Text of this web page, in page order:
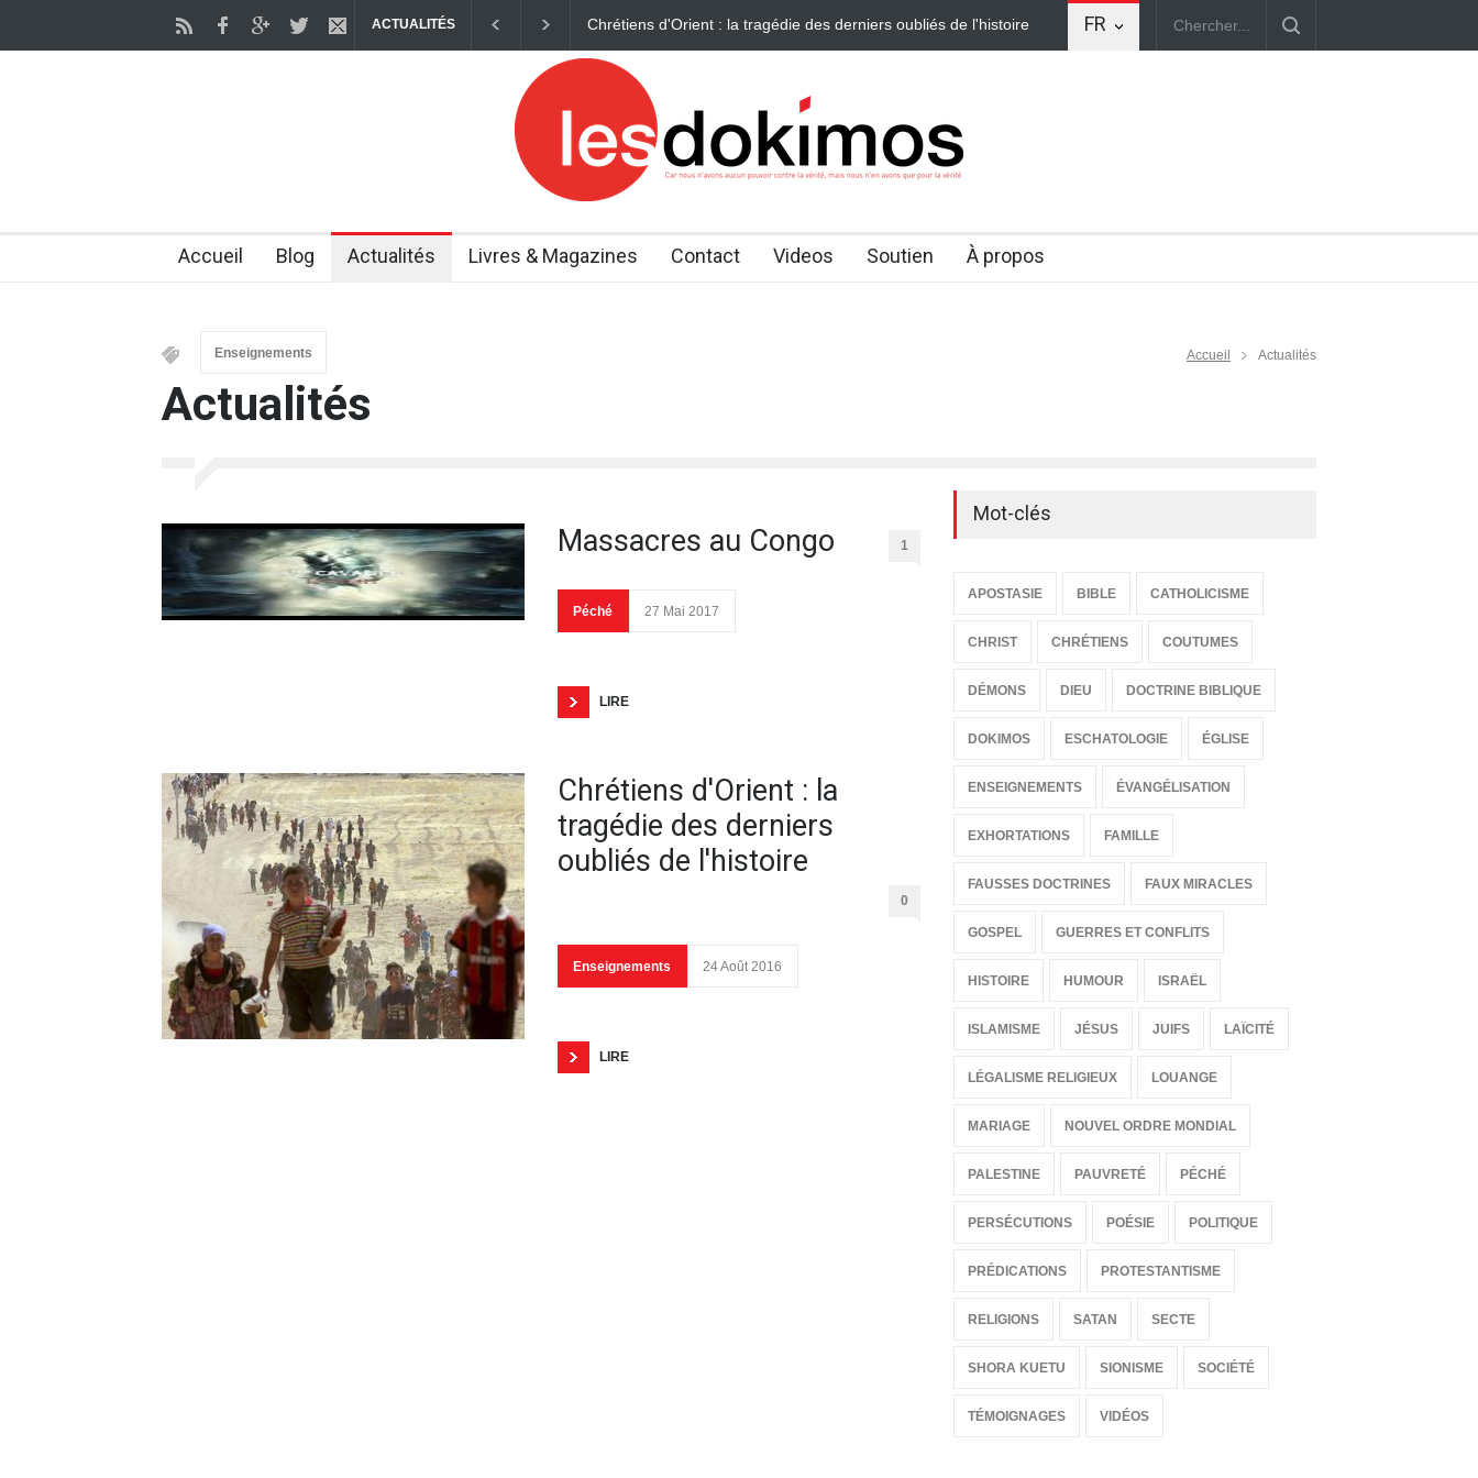
FR
ACTUALITÉS Chrétiens d'Orient : la tragédie des derniers oubliés de l'histoire Massacres au Congo
Accueil Blog Actualités Livres & Magazines Contact Videos Soutien À propos
Enseignements
Actualités
Accueil Actualités
Massacres au Congo 1
Péché 27 Mai 2017
LIRE
Chrétiens d'Orient : la
tragédie des derniers
oubliés de l'histoire
0
Enseignements 24 Août 2016
LIRE
Mot-clés
APOSTASIE BIBLE CATHOLICISME
CHRIST CHRÉTIENS COUTUMES
DÉMONS DIEU DOCTRINE BIBLIQUE
DOKIMOS ESCHATOLOGIE ÉGLISE
ENSEIGNEMENTS ÉVANGÉLISATION
EXHORTATIONS FAMILLE
FAUSSES DOCTRINES FAUX MIRACLES
GOSPEL GUERRES ET CONFLITS
HISTOIRE HUMOUR ISRAËL
ISLAMISME JÉSUS JUIFS LAÏCITÉ
LÉGALISME RELIGIEUX LOUANGE
MARIAGE NOUVEL ORDRE MONDIAL
PALESTINE PAUVRETÉ PÉCHÉ
PERSÉCUTIONS POÉSIE POLITIQUE
PRÉDICATIONS PROTESTANTISME
RELIGIONS SATAN SECTE
SHORA KUETU SIONISME SOCIÉTÉ
TÉMOIGNAGES VIDÉOS